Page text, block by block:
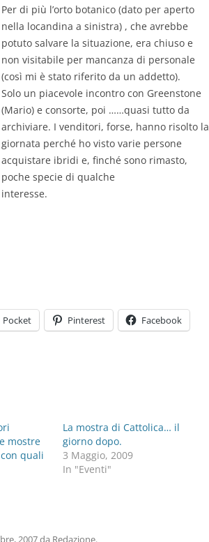
Per di più l’orto botanico (dato per aperto
nella locandina a sinistra) , che avrebbe
potuto salvare la situazione, era chiuso e
non visitabile per mancanza di personale
(così mi è stato riferito da un addetto).
Solo un piacevole incontro con Greenstone
(Mario) e consorte, poi ……quasi tutto da
archiviare. I venditori, forse, hanno risolto la
giornata perché ho visto varie persone
acquistare ibridi e, finché sono rimasto,
poche specie di qualche
interesse.
Pocket Pinterest Facebook
mostre
quali
La mostra di Cattolica… il
giorno dopo.
3 Maggio, 2009
In "Eventi"
2007da Redazione.